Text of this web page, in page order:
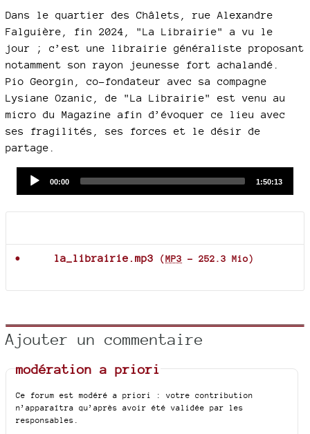
Dans le quartier des Châlets, rue Alexandre
Falguière, fin 2024, "La Librairie" a vu le
jour ; c’est une librairie généraliste proposant
notamment son rayon jeunesse fort achalandé.
Pio Georgin, co-fondateur avec sa compagne
Lysiane Ozanic, de "La Librairie" est venu au
micro du Magazine afin d’évoquer ce lieu avec
ses fragilités, ses forces et le désir de
partage.
Current
00:00
Total
1:50:13
la_librairie.mp3 (MP3 - 252.3 Mio)
Ajouter un commentaire
modération a priori
Ce forum est modéré a priori : votre contribution
n’apparaîtra qu’après avoir été validée par les
responsables.